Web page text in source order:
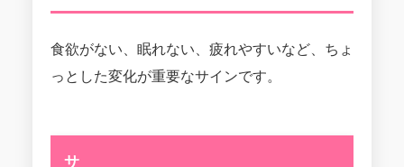
食欲がない、眠れない、疲れやすいなど、ちょ
っとした変化が重要なサインです。
サ